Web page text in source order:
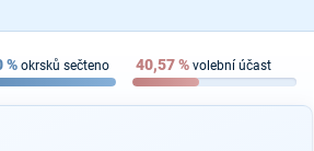
% okrsků sečteno 40,57% volební účast